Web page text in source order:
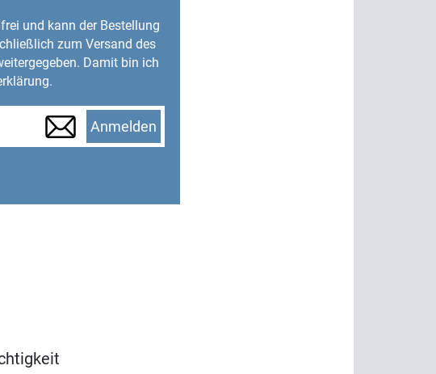
und kann der Bestellung
zum Versand des
Damit bin ich
Anmelden